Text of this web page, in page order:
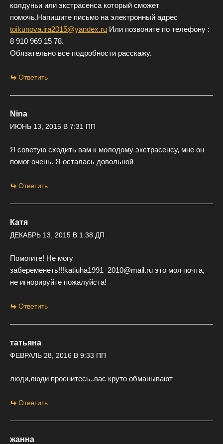
колдуньи или экстрасенса который сможет
помочь.Напишите письмо на электронный адрес
toikunova.ira2015@yandex.ru Или позвоните по телефону :
8 910 969 15 78.
Обязательно все подробности расскажу.
Ответить
Nina
ИЮНЬ 13, 2015 В 7:31 ПП
Я советую сходить вам к молодому экстрасенсу, мне он
помог очень. Я осталась довольной
Ответить
Катя
ДЕКАБРЬ 13, 2015 В 1:38 ДП
Помогите! Не могу
забеременеть!!!katiuha1991_2010@mail.ru это моя почта,
не игнорируйте пожалуйста!
Ответить
татьяна
ФЕВРАЛЬ 28, 2016 В 9:33 ПП
люди,люди проснитесь..вас круто обманывают
Ответить
жанна